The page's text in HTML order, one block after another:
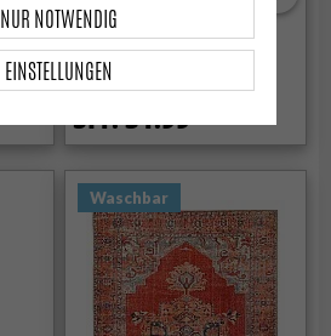
Kunststoffteppiche - Der
Horred-Teppich Savanne
(beige)
SFr. 31.99
Waschbar
EINSTELLUNGEN
NUR NOTWENDIG